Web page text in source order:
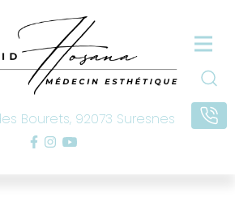
Bourets, 92073 Suresnes